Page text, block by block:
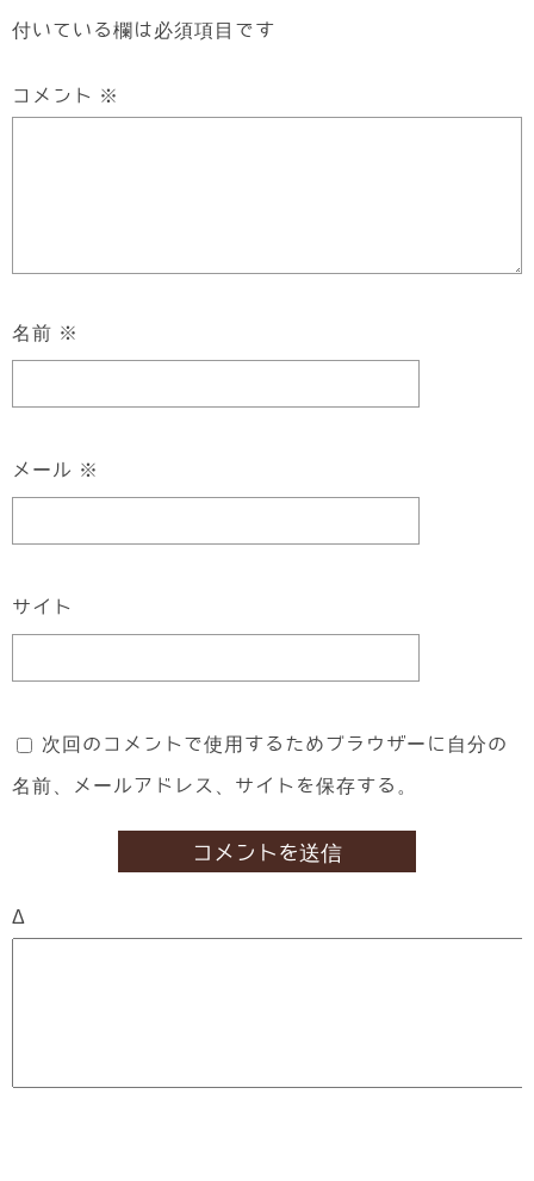
付いている欄は必須項目です
コメント ※
名前 ※
メール ※
サイト
次回のコメントで使用するためブラウザーに自分の
名前、メールアドレス、サイトを保存する。
Δ